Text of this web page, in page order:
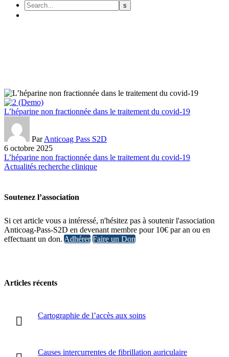
L’héparine non fractionnée dans le traitement du covid-19
ParAnticoag Pass S2D
6 octobre 2025
L’héparine non fractionnée dans le traitement du covid-19
Actualités recherche clinique
Soutenez l’association
Si cet article vous a intéressé, n'hésitez pas à soutenir l'association
Anticoag-Pass-S2D en devenant membre pour 10€ par an ou en
effectuant un don. Adhérer Faire un Don
Articles récents
Cartographie de l’accès aux soins
Causes intercurrentes de fibrillation auriculaire